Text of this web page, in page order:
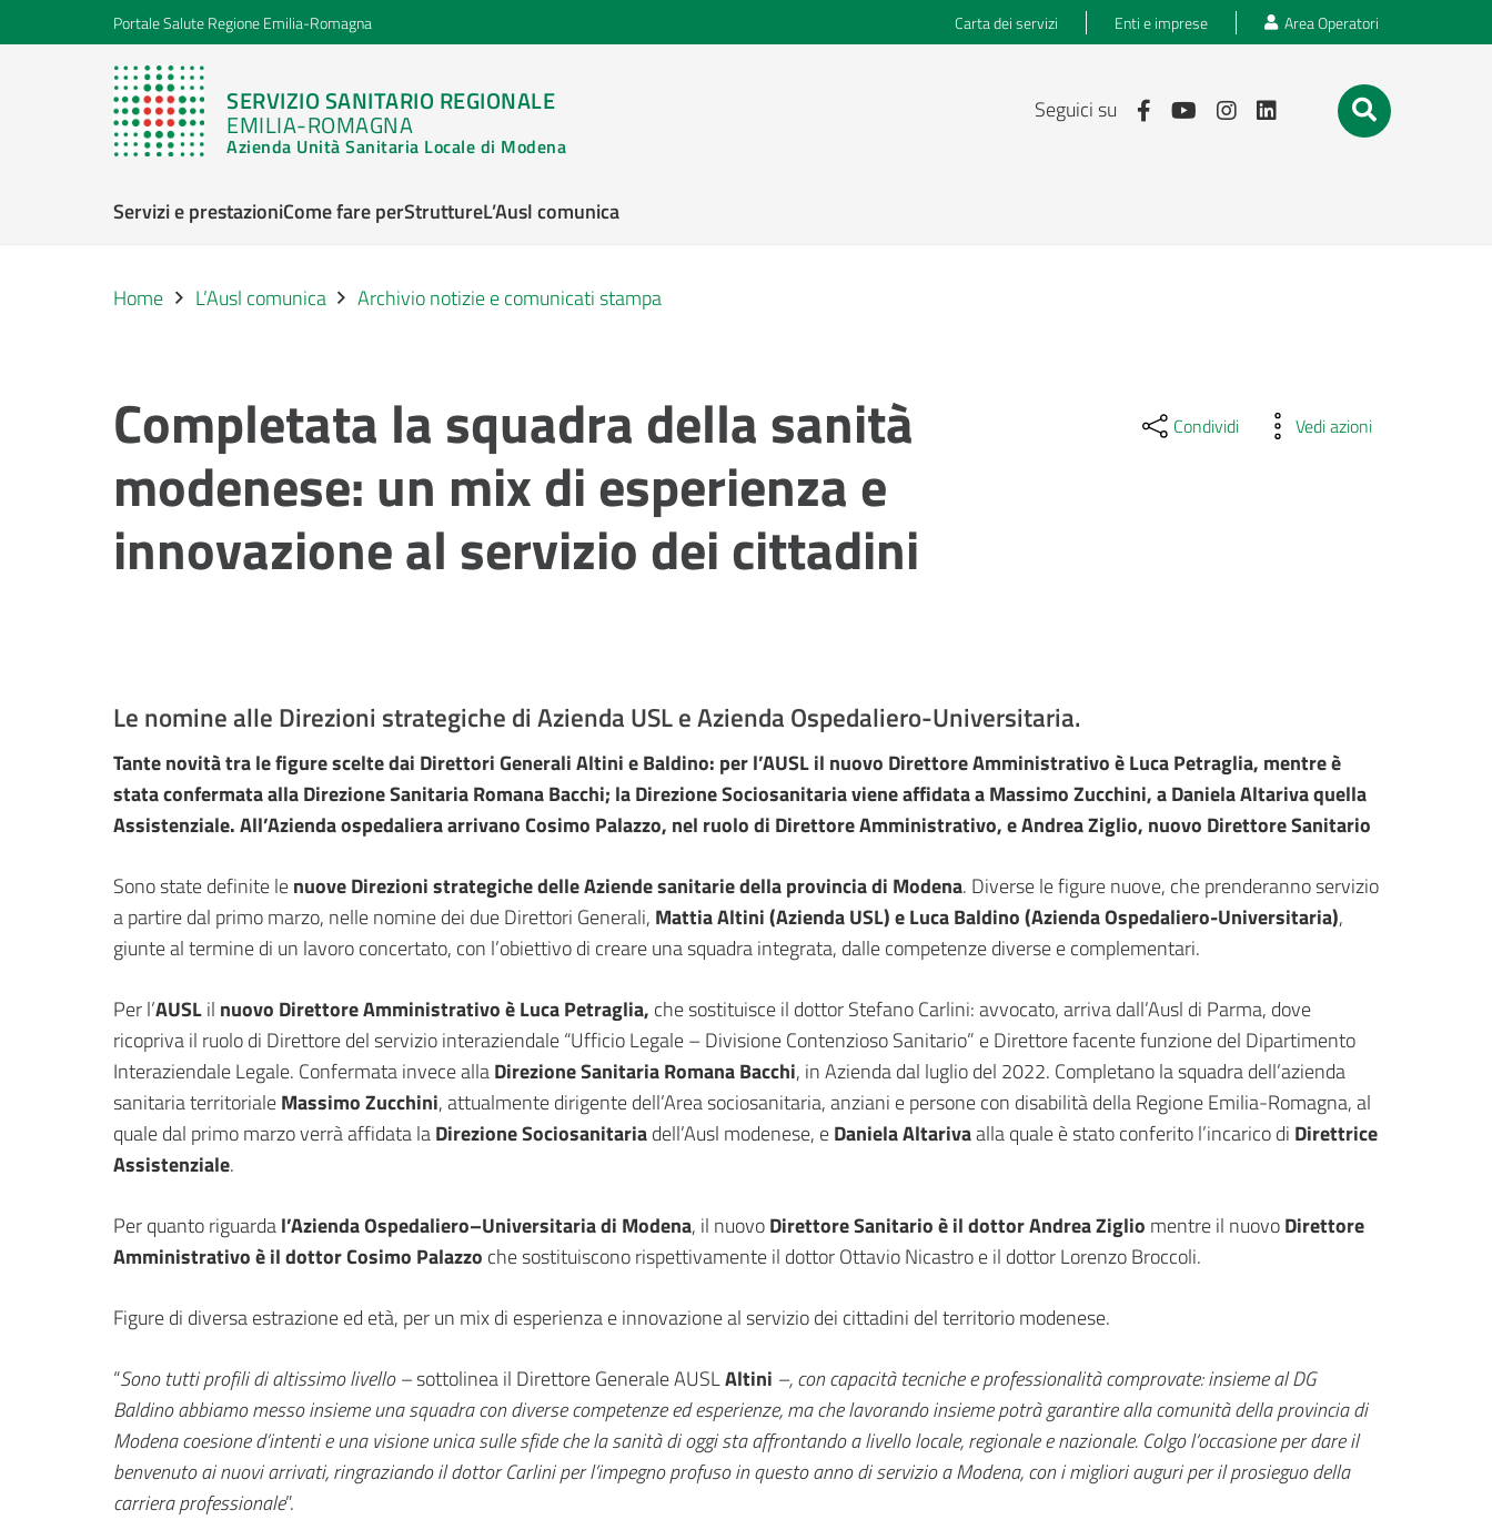
Portale Salute Regione Emilia-Romagna Carta dei servizi Enti e imprese Area Operatori
SERVIZIO SANITARIO REGIONALE
EMILIA-ROMAGNA
Azienda Unità Sanitaria Locale di Modena
Seguici su
Servizi e prestazioniCome fare perStruttureL’Ausl comunica
Home L’Ausl comunica Archivio notizie e comunicati stampa
Completata la squadra della sanità
modenese: un mix di esperienza e
innovazione al servizio dei cittadini
Condividi Vedi azioni
Le nomine alle Direzioni strategiche di Azienda USL e Azienda Ospedaliero-Universitaria.
Tante novità tra le figure scelte dai Direttori Generali Altini e Baldino: per l’AUSL il nuovo Direttore Amministrativo è Luca Petraglia, mentre è
stata confermata alla Direzione Sanitaria Romana Bacchi; la Direzione Sociosanitaria viene affidata a Massimo Zucchini, a Daniela Altariva quella
Assistenziale. All’Azienda ospedaliera arrivano Cosimo Palazzo, nel ruolo di Direttore Amministrativo, e Andrea Ziglio, nuovo Direttore Sanitario
Sono state definite lenuove Direzioni strategiche delle Aziende sanitarie della provincia di Modena. Diverse le figure nuove, che prenderanno servizio
a partire dal primo marzo, nelle nomine dei due Direttori Generali, Mattia Altini (Azienda USL) e Luca Baldino (Azienda Ospedaliero-Universitaria),
giunte al termine di un lavoro concertato, con l’obiettivo di creare una squadra integrata, dalle competenze diverse e complementari.
Per l’AUSLil nuovo Direttore Amministrativo è Luca Petraglia, che sostituisce il dottor Stefano Carlini: avvocato, arriva dall’Ausl di Parma, dove
ricopriva il ruolo di Direttore del servizio interaziendale “Ufficio Legale – Divisione Contenzioso Sanitario” e Direttore facente funzione del Dipartimento
Interaziendale Legale. Confermata invece allaDirezione Sanitaria Romana Bacchi, in Azienda dal luglio del 2022. Completano la squadra dell’azienda
sanitaria territorialeMassimo Zucchini, attualmente dirigente dell’Area sociosanitaria, anziani e persone con disabilità della Regione Emilia-Romagna, al
quale dal primo marzo verrà affidata laDirezione Sociosanitariadell’Ausl modenese, eDaniela Altarivaalla quale è stato conferito l’incarico di Direttrice
Assistenziale.
Per quanto riguardal’Azienda Ospedaliero–Universitaria di Modena, il nuovoDirettore Sanitario è il dottor Andrea Ziglio mentre il nuovoDirettore
Amministrativo è il dottor Cosimo Palazzo che sostituiscono rispettivamente il dottor Ottavio Nicastro e il dottor Lorenzo Broccoli.
Figure di diversa estrazione ed età, per un mix di esperienza e innovazione al servizio dei cittadini del territorio modenese.
“Sono tutti profili di altissimo livello –sottolinea il Direttore Generale AUSLAltini –, con capacità tecniche e professionalità comprovate: insieme al DG
Baldino abbiamo messo insieme una squadra con diverse competenze ed esperienze, ma che lavorando insieme potrà garantire alla comunità della provincia di
Modena coesione d’intenti e una visione unica sulle sfide che la sanità di oggi sta affrontando a livello locale, regionale e nazionale. Colgo l’occasione per dare il
benvenuto ai nuovi arrivati, ringraziando il dottor Carlini per l’impegno profuso in questo anno di servizio a Modena, con i migliori auguri per il prosieguo della
carriera professionale”.